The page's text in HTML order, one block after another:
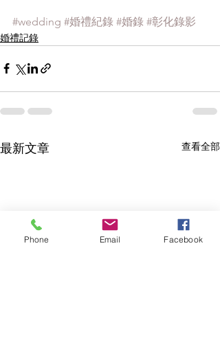
#wedding #婚禮紀錄 #婚錄 #彰化錄影
婚禮記錄
最新文章 查看全部
Phone Email Facebook